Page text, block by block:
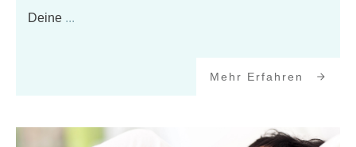
Deine ...
Mehr Erfahren